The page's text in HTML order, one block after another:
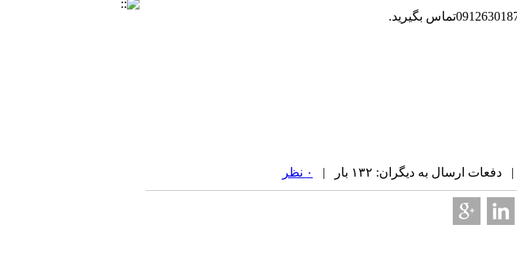
| دفعات ارسال به دیگران: ۱۳۲ بار | ۰ نظر